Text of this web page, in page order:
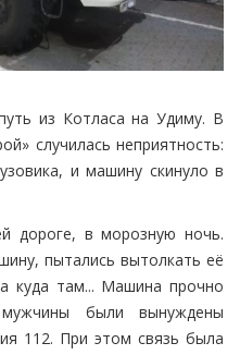
из Котласа на Удиму. В
случилась неприятность:
и машину скинуло в
дороге, в морозную ночь.
пытались вытолкать её
куда там... Машина прочно
были вынуждены
112. При этом связь была